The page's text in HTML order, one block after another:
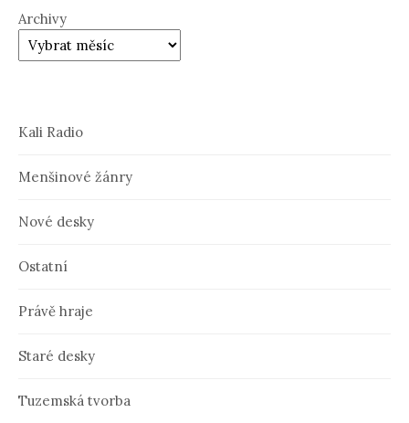
Archivy
Kali Radio
Menšinové žánry
Nové desky
Ostatní
Právě hraje
Staré desky
Tuzemská tvorba